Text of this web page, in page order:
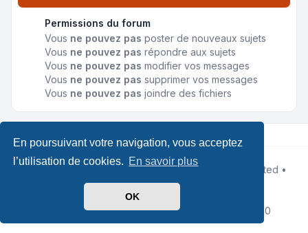
En poursuivant votre navigation, vous acceptez
l’utilisation de cookies. En savoir plus
OK
Permissions du forum
Vous ne pouvez pas poster de nouveaux sujets
Vous ne pouvez pas répondre aux sujets
Vous ne pouvez pas modifier vos messages
Vous ne pouvez pas supprimer vos messages
Vous ne pouvez pas joindre des fichiers
® Forum Software © phpBB Limited •
Leenoz
phpBB-fr.com
|Conditions|Heures au format UTC+02:00